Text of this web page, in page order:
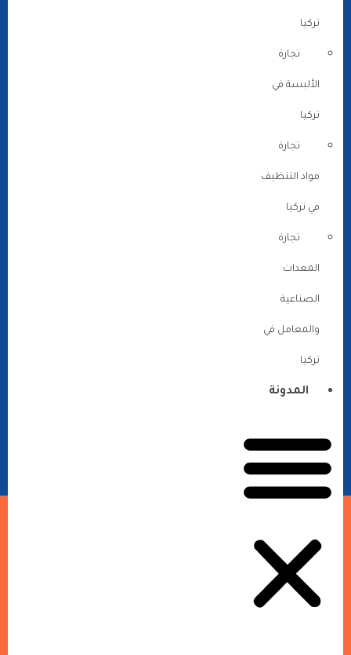
تركيا
تجارة
الألبسة في
تركيا
تجارة
مواد التنظيف
في تركيا
تجارة
المعدات
الصناعية
والمعامل في
تركيا
المدونة